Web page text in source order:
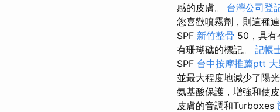
感的皮膚。 台灣公司登
您喜歡噴霧劑，則這種
SPF 新竹整骨 50，具有
有珊瑚礁的標記。 記帳
SPF 台中按摩推薦ptt
並最大程度地減少了陽
氨基酸保護，增強和使
皮膚的音調和Turboxes